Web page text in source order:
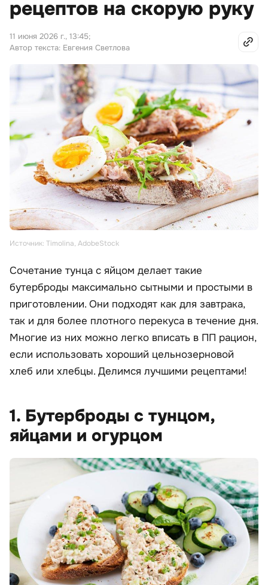
рецептов на скорую руку
11 июня 2026 г., 13:45;
Автор текста: Евгения Светлова
Источник: Timolina, AdobeStock
Сочетание тунца с яйцом делает такие
бутерброды максимально сытными и простыми в
приготовлении. Они подходят как для завтрака,
так и для более плотного перекуса в течение дня.
Многие из них можно легко вписать в ПП рацион,
если использовать хороший цельнозерновой
хлеб или хлебцы. Делимся лучшими рецептами!
1. Бутерброды с тунцом,
яйцами и огурцом